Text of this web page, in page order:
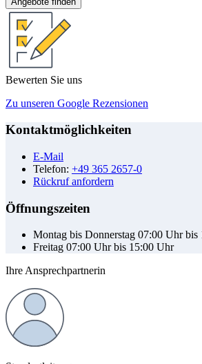
Bewerten Sie uns
Zu unseren Google Rezensionen
Kontaktmöglichkeiten
E-Mail
Telefon: +49 365 2657-0
Rückruf anfordern
Öffnungszeiten
Montag bis Donnerstag 07:00 Uhr bis
Freitag 07:00 Uhr bis 15:00 Uhr
Ihre Ansprechpartnerin